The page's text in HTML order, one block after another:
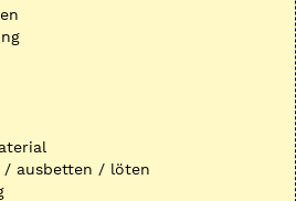
/ ausbetten / löten